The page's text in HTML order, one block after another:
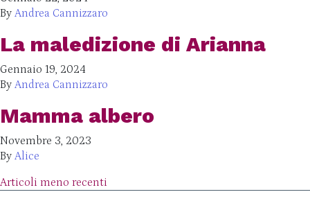
By Andrea Cannizzaro
La maledizione di Arianna
Gennaio 19, 2024
By Andrea Cannizzaro
Mamma albero
Novembre 3, 2023
By Alice
Navigazione articoli
Articoli meno recenti